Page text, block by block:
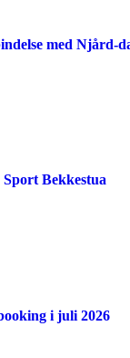
med Njård-
Bekkestua
i juli 2026